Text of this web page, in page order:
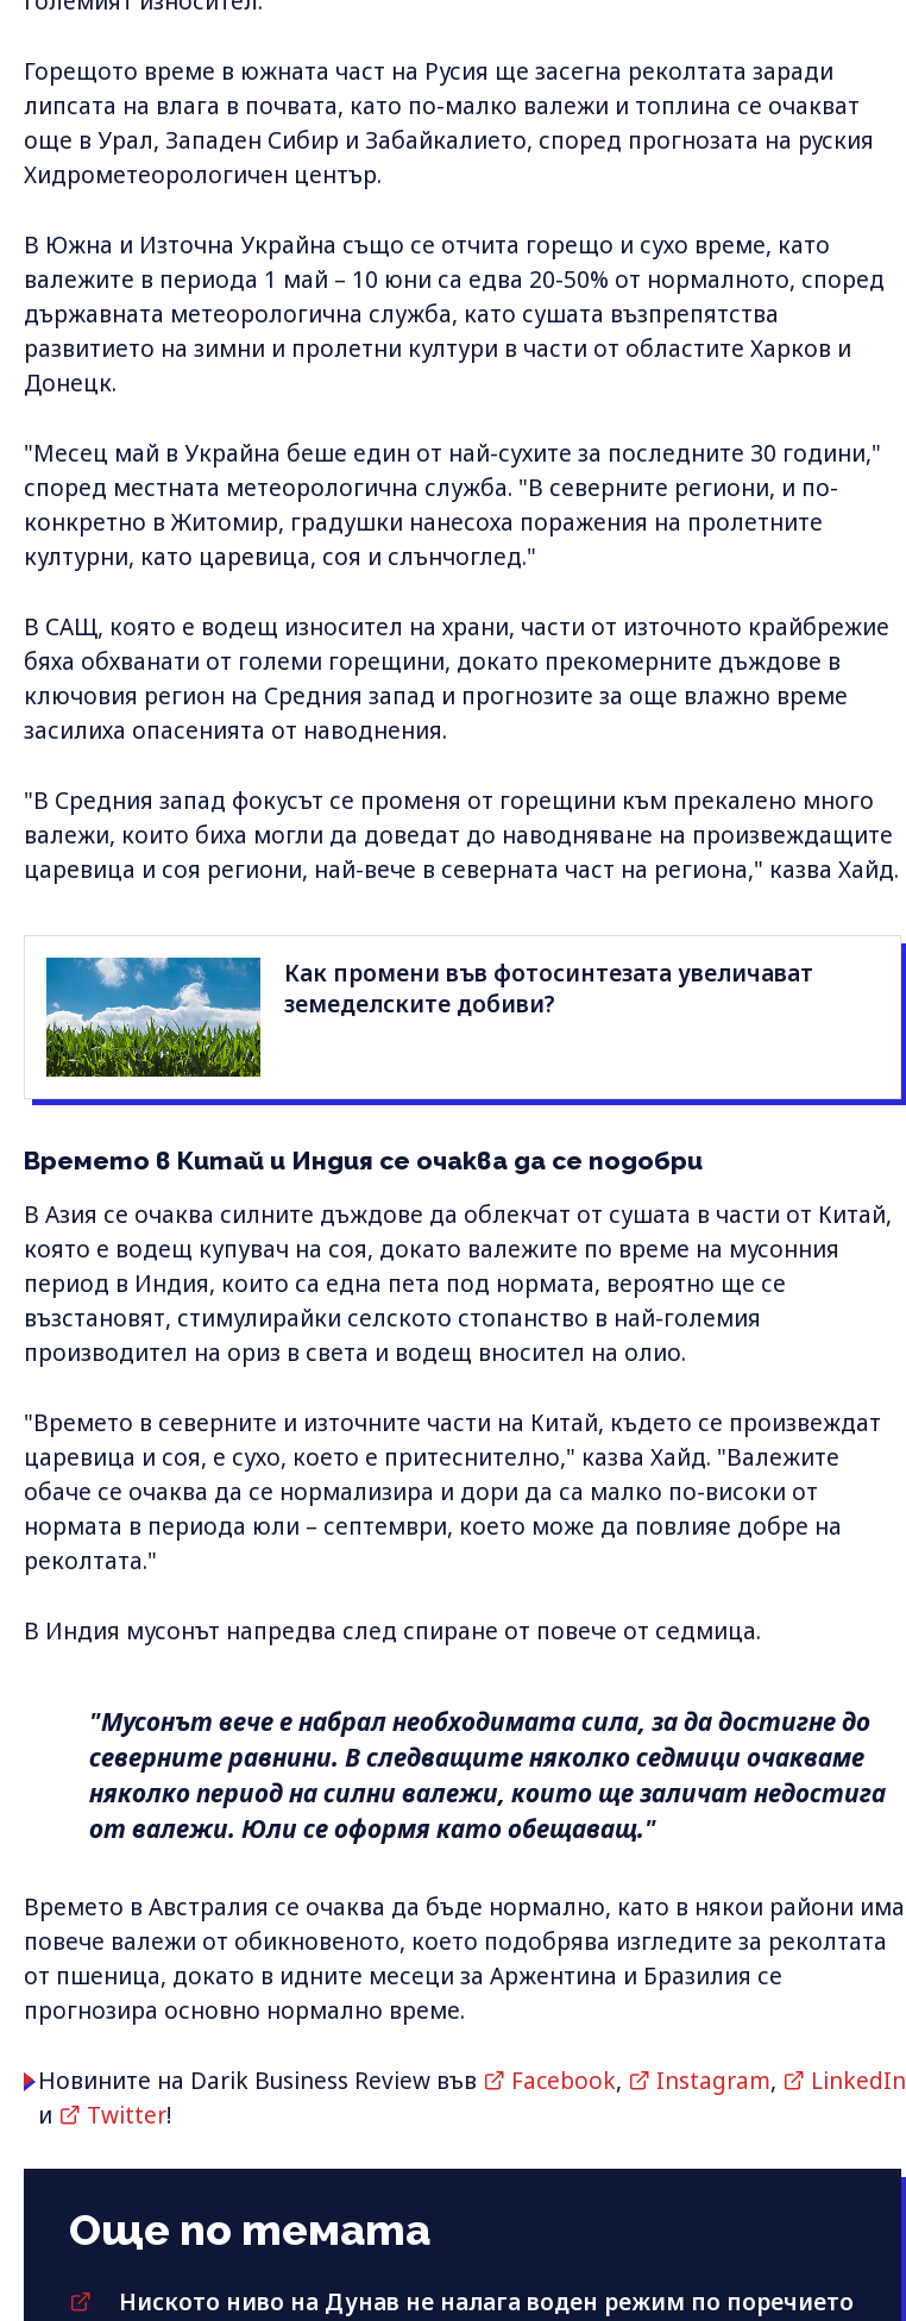
Горещото време в южната част на Русия ще засегна реколтата заради
липсата на влага в почвата, като по-малко валежи и топлина се очакват
още в Урал, Западен Сибир и Забайкалието, според прогнозата на руския
Хидрометеорологичен център.
В Южна и Източна Украйна също се отчита горещо и сухо време, като
валежите в периода 1 май – 10 юни са едва 20-50% от нормалното, според
държавната метеорологична служба, като сушата възпрепятства
развитието на зимни и пролетни култури в части от областите Харков и
Донецк.
"Месец май в Украйна беше един от най-сухите за последните 30 години,"
според местната метеорологична служба. "В северните региони, и по-
конкретно в Житомир, градушки нанесоха поражения на пролетните
културни, като царевица, соя и слънчоглед."
В САЩ, която е водещ износител на храни, части от източното крайбрежие
бяха обхванати от големи горещини, докато прекомерните дъждове в
ключовия регион на Средния запад и прогнозите за още влажно време
засилиха опасенията от наводнения.
"В Средния запад фокусът се променя от горещини към прекалено много
валежи, които биха могли да доведат до наводняване на произвеждащите
царевица и соя региони, най-вече в северната част на региона," казва Хайд.
Как промени във фотосинтезата увеличават
земеделските добиви?
Времето в Китай и Индия се очаква да се подобри
В Азия се очаква силните дъждове да облекчат от сушата в части от Китай,
която е водещ купувач на соя, докато валежите по време на мусонния
период в Индия, които са една пета под нормата, вероятно ще се
възстановят, стимулирайки селското стопанство в най-големия
производител на ориз в света и водещ вносител на олио.
"Времето в северните и източните части на Китай, където се произвеждат
царевица и соя, е сухо, което е притеснително," казва Хайд. "Валежите
обаче се очаква да се нормализира и дори да са малко по-високи от
нормата в периода юли – септември, което може да повлияе добре на
реколтата."
В Индия мусонът напредва след спиране от повече от седмица.
"Мусонът вече е набрал необходимата сила, за да достигне до
северните равнини. В следващите няколко седмици очакваме
няколко период на силни валежи, които ще заличат недостига
от валежи. Юли се оформя като обещаващ."
Времето в Австралия се очаква да бъде нормално, като в някои райони има
повече валежи от обикновеното, което подобрява изгледите за реколтата
от пшеница, докато в идните месеци за Аржентина и Бразилия се
прогнозира основно нормално време.
Новините на Darik Business Review във Facebook, Instagram,
LinkedIn
и
Twitter!
Още по темата
Ниското ниво на Дунав не налага воден режим по поречието